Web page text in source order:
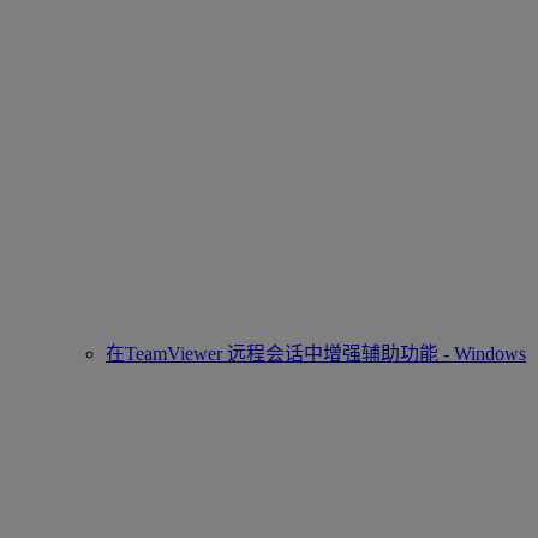
在TeamViewer 远程会话中增强辅助功能 - Windows